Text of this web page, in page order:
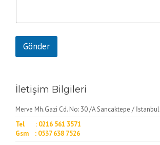
Gönder
İletişim Bilgileri
Merve Mh.Gazi Cd. No: 30 /A Sancaktepe / İstanbul
Tel : 0216 561 3571
Gsm : 0537 638 7526